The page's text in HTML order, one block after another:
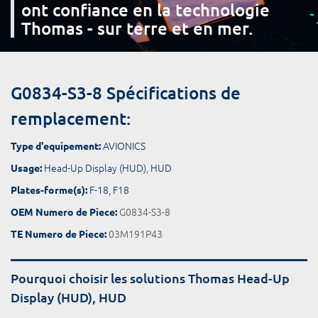
ont confiance en la technologie
Thomas - sur terre et en mer.
G0834-S3-8 Spécifications de
remplacement:
Type d'equipement:AVIONICS
Usage: Head-Up Display (HUD), HUD
Plates-forme(s): F-18, F18
OEM Numero de Piece: G0834-S3-8
TE Numero de Piece:03M191P43
Pourquoi choisir les solutions Thomas Head-Up
Display (HUD), HUD